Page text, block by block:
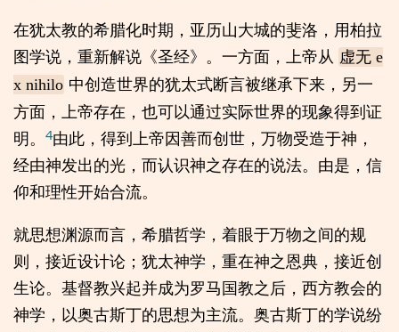
在犹太教的希腊化时期，亚历山大城的斐洛，用柏拉
图学说，重新解说《圣经》。一方面，上帝从 虚无 e
x nihilo 中创造世界的犹太式断言被继承下来，另一
方面，上帝存在，也可以通过实际世界的现象得到证
明。 4由此，得到上帝因善而创世，万物受造于神，
经由神发出的光，而认识神之存在的说法。由是，信
仰和理性开始合流。
就思想渊源而言，希腊哲学，着眼于万物之间的规
则，接近设计论；犹太神学，重在神之恩典，接近创
生论。基督教兴起并成为罗马国教之后，西方教会的
神学，以奥古斯丁的思想为主流。奥古斯丁的学说纷